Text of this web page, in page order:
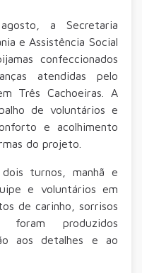
a Secretaria
e Assistência Social
confeccionados
atendidas pelo
Três Cachoeiras. A
de voluntários e
e acolhimento
do projeto.
turnos, manhã e
e voluntários em
de carinho, sorrisos
produzidos
aos detalhes e ao